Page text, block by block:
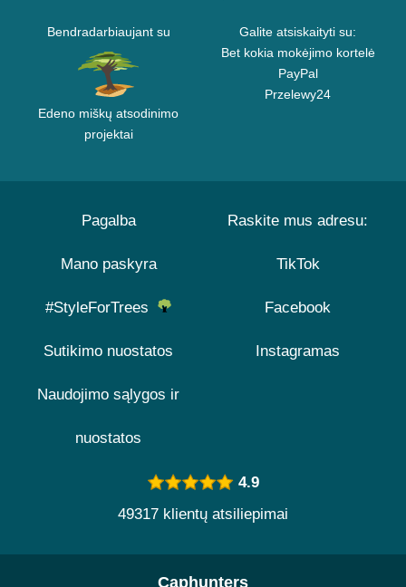
Bendradarbiaujant su
Edeno miškų atsodinimo
projektai
Galite atsiskaityti su:
Bet kokia mokėjimo kortelė
PayPal
Przelewy24
Pagalba
Mano paskyra
#StyleForTrees
Sutikimo nuostatos
Naudojimo sąlygos ir
nuostatos
Raskite mus adresu:
TikTok
Facebook
Instagramas
4.9
49317 klientų atsiliepimai
Caphunters